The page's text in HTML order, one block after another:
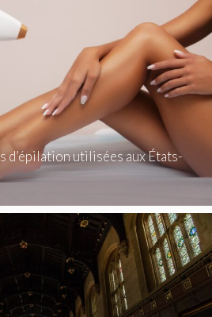
d’épilation utilisées aux États-